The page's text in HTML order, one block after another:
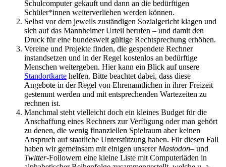
Schulcomputer gekauft und dann an die bedürftigen
Schüler*innen weiterverliehen werden können.
Selbst vor dem jeweils zuständigen Sozialgericht klagen und
sich auf das Mannheimer Urteil berufen – und damit den
Druck für eine bundesweit gültige Rechtsprechung erhöhen.
Vereine und Projekte finden, die gespendete Rechner
instandsetzen und in der Regel kostenlos an bedürftige
Menschen weitergeben. Hier kann ein Blick auf unsere
Standortkarte helfen. Bitte beachtet dabei, dass diese
Angebote in der Regel von Ehrenamtlichen in ihrer Freizeit
gestemmt werden und mit entsprechenden Wartezeiten zu
rechnen ist.
Manchmal steht vielleicht doch ein kleines Budget für die
Anschaffung eines Rechners zur Verfügung oder man gehört
zu denen, die wenig finanziellen Spielraum aber keinen
Anspruch auf staatliche Unterstützung haben. Für diesen Fall
haben wir gemeinsam mit einigen unserer Mastodon– und
Twitter-Followern eine kleine Liste mit Computerläden in